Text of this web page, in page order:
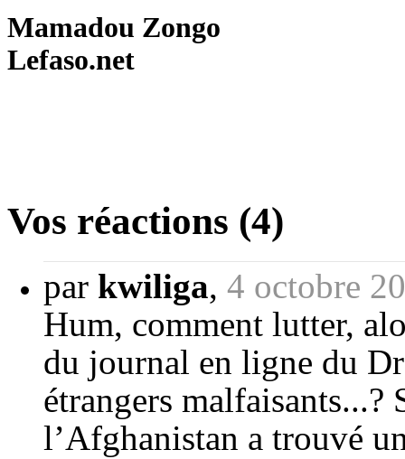
Mamadou Zongo
Lefaso.net
Vos réactions (4)
par kwiliga, 4 octobre
Hum, comment lutter,
du journal en ligne du
étrangers
l’Afghanistan a trouvé